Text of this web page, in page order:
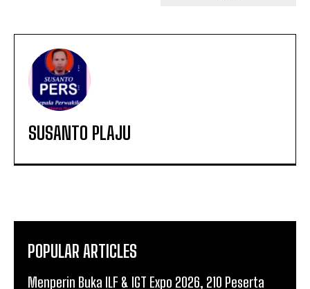
SUSANTO PLAJU
POPULAR ARTICLES
Menperin Buka ILF & IGT Expo 2026, 210 Peserta